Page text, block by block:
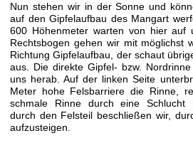
Nun stehen wir in der Sonne und
auf den Gipfelaufbau des Mangart
600 Höhenmeter warten von hier auf
Rechtsbogen gehen wir mit möglichst
Richtung Gipfelaufbau, der schaut
aus. Die direkte Gipfel- bzw.
uns herab. Auf der linken Seite
Meter hohe Felsbarriere die Rinne,
schmale Rinne durch eine Schlucht
durch den Felsteil beschließen wir,
aufzusteigen.